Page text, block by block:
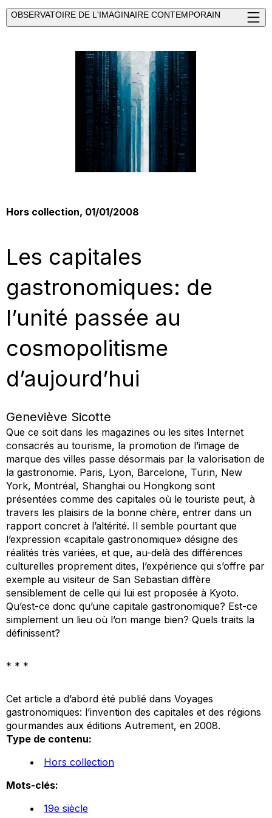
OBSERVATOIRE DE L'IMAGINAIRE CONTEMPORAIN
Hors collection, 01/01/2008
Les capitales
gastronomiques: de
l’unité passée au
cosmopolitisme
d’aujourd’hui
Geneviève Sicotte
Que ce soit dans les magazines ou les sites Internet
consacrés au tourisme, la promotion de l’image de
marque des villes passe désormais par la valorisation de
la gastronomie. Paris, Lyon, Barcelone, Turin, New
York, Montréal, Shanghai ou Hongkong sont
présentées comme des capitales où le touriste peut, à
travers les plaisirs de la bonne chère, entrer dans un
rapport concret à l’altérité. Il semble pourtant que
l’expression «capitale gastronomique» désigne des
réalités très variées, et que, au-delà des différences
culturelles proprement dites, l’expérience qui s’offre par
exemple au visiteur de San Sebastian diffère
sensiblement de celle qui lui est proposée à Kyoto.
Qu’est-ce donc qu’une capitale gastronomique? Est-ce
simplement un lieu où l’on mange bien? Quels traits la
définissent?
* * *
Cet article a d’abord été publié dans Voyages
gastronomiques: l’invention des capitales et des régions
gourmandes aux éditions Autrement, en 2008.
Type de contenu:
Hors collection
Mots-clés:
19e siècle